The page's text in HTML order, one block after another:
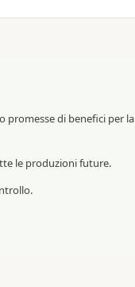
promesse di benefici per la
le produzioni future.